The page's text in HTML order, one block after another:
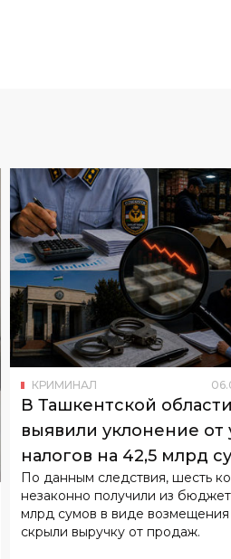
КРИМИНАЛ 06.
В Ташкентской области
выявили уклонение от
налогов на 42,5 млрд
По данным следствия, шесть
незаконно получили из
млрд сумов в виде
скрыли выручку от продаж.